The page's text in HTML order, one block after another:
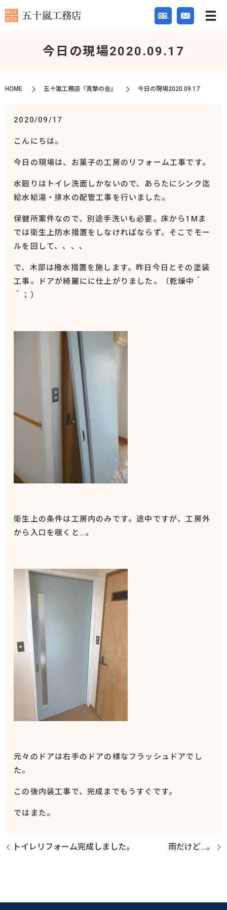
今日の現場2020.09.17
HOME 五十嵐工務店『真摯の会』 今日の現場2020.09.17
2020/09/17
こんにちは。
今日の現場は、お菓子の工房のリフォーム工事です。
水廻りはトイレ洗面しかないので、あらたにシンク迄
給水給湯・排水の配管工事を行いました。
保健所案件なので、別途手洗いも必要。床から1Mま
では衛生上防水措置をしなければならず、そこでモー
ルを回して、、、、
で、木部は撥水措置を施します。昨日今日とその塗装
工事。ドアが綺麗にに仕上がりました。（乾燥中＾
＾；）
衛生上の条件は工房内のみです。途中ですが、工房外
から入口を覗くと…。
元々のドアは右手のドアの様なフラッシュドアでし
た。
この後内装工事で、完成までもうすぐです。
ではまた。
トイレリフォーム完成しました。 雨だけど…。